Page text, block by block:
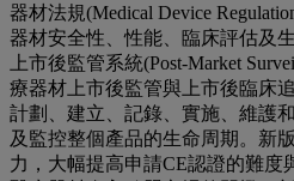
器材法規(Medical Device
器材安全性、性能、臨床評估及
上市後監管系統(Post-Market
療器材上市後監管與上市後臨床
計劃、建立、記錄、實施、維護
及監控整個產品的生命周期。新
力，大幅提高申請CE認證的難度